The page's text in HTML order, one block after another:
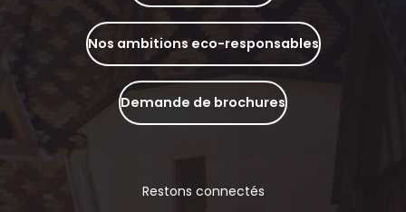
Nos ambitions eco-responsables
Demande de brochures
Restons connectés